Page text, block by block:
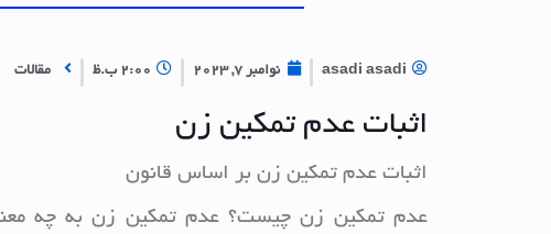
asadi asadi نوامبر 7, 2023 2:00 ب.ظ مقالات
اثبات عدم تمکین زن
اثبات عدم تمکین زن بر اساس قانون
عدم تمکین زن چیست؟ عدم تمکین زن به چه